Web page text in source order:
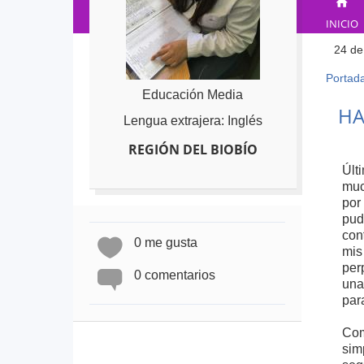
INICIO
24
está
aquí
Educación Media
Lengua extrajera: Inglés
REGIÓN DEL BIOBÍO
0 me gusta
0 comentarios